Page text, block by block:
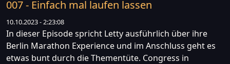
007 - Einfach mal laufen lassen
10.10.2023 - 2:23:08
In dieser Episode spricht Letty ausführlich über ihre
Berlin Marathon Experience und im Anschluss geht es
etwas bunt durch die Thementüte. Congress in